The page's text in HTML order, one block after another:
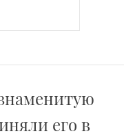
его в